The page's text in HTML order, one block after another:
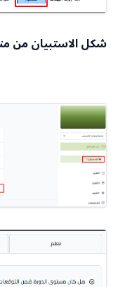
شكل الاستبيان من